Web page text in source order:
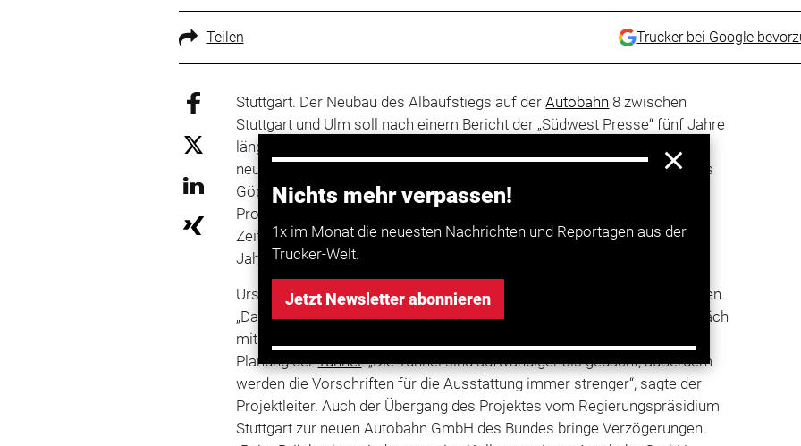
Teilen Trucker bei Google
Nichts mehr verpassen!
1x im Monat die neuesten Nachrichten und Reportagen aus der
Trucker-Welt.
Jetzt Newsletter abonnieren
Stuttgart. Der Neubau des Albaufstiegs auf derAutobahn 8 zwischen
Stuttgart und Ulm soll nach einem Bericht der „Südwest Presse“ fünf Jahre
länger dauern als bisher geplant. Man rechne damit, die Arbeiten an der
neuen dreispurigen Trasse zwischen Mühlhausen und Hohenstadt (Kreis
Göppingen) frühestens im Jahr 2025 beginnen zu können, sagte der
Projektleiter der Autobahn GmbH des Bundes, Johannes Fischer, der
Zeitung. Bei einer Bauzeit von rund sieben Jahren könne die Strecke im
Jahr 2032 freigegeben werden.
Ursprünglich war man von einer Fertigstellung im Jahr 2027 ausgegangen.
„Das war schon sehr optimistisch gerechnet“, räumte Fischer im Gespräch
mit der „Südwest Presse“ ein. Ein Grund für die Verzögerung sei die
Planung derTunnel. „Die Tunnel sind aufwändiger als gedacht, außerdem
werden die Vorschriften für die Ausstattung immer strenger“, sagte der
Projektleiter. Auch der Übergang des Projektes vom Regierungspräsidium
Stuttgart zur neuen Autobahn GmbH des Bundes bringe Verzögerungen.